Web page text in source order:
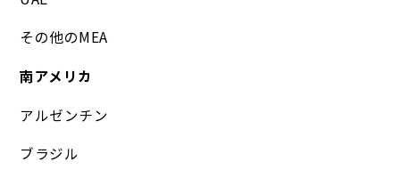
その他のMEA
南アメリカ
アルゼンチン
ブラジル